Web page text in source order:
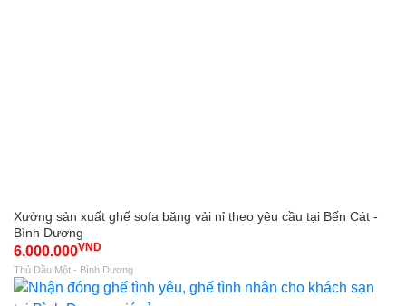
Xưởng sản xuất ghế sofa băng vải nỉ theo yêu cầu tại Bến Cát -
Bình Dương
6.000.000VND
Thủ Dầu Một - Bình Dương